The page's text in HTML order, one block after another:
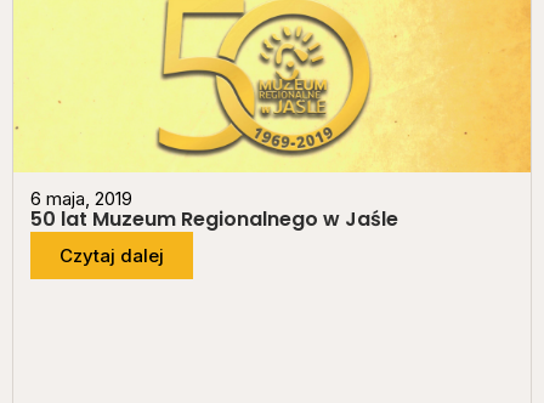
6 maja, 2019
50 lat Muzeum Regionalnego w Jaśle
Czytaj dalej